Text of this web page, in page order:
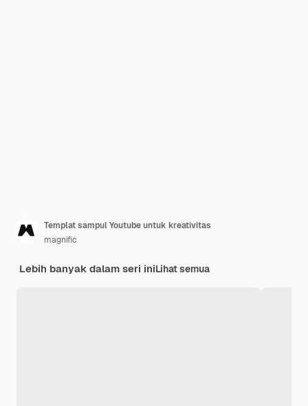
Templat sampul Youtube untuk kreativitas
magnific
Lebih banyak dalam seri iniLihat semua